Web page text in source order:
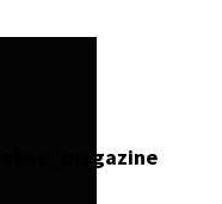
pokoe_magazine